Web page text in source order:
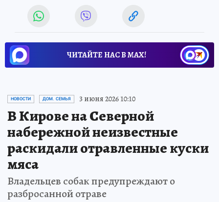
ЧИТАЙТЕ НАС В МАХ!
НОВОСТИ ДОМ. СЕМЬЯ 3 июня 2026 10:10
В Кирове на Северной
набережной неизвестные
раскидали отравленные куски
мяса
Владельцев собак предупреждают о
разбросанной отраве